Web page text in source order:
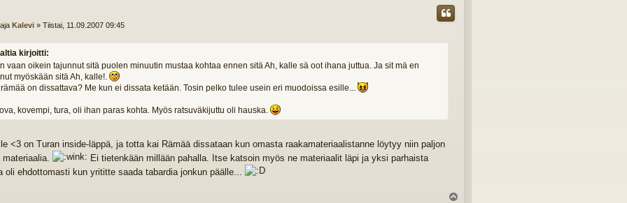
Kalevi» Tiistai, 11.09.2007 09:45
kirjoitti:
vaan oikein tajunnut sitä puolen minuutin mustaa kohtaa ennen sitä Ah, kalle sä oot ihana juttua. Ja sit mä en
myöskään sitä Ah, kalle!.
on dissattava? Me kun ei dissata ketään. Tosin pelko tulee usein eri muodoissa esille...
kovempi, tura, oli ihan paras kohta. Myös ratsuväkijuttu oli hauska.
<3 on Turan inside-läppä, ja totta kai Rämää dissataan kun omasta raakamateriaalistanne löytyy niin paljon
Ei tietenkään millään pahalla. Itse katsoin myös ne materiaalit läpi ja yksi parhaista
oli ehdottomasti kun yrititte saada tabardia jonkun päälle...